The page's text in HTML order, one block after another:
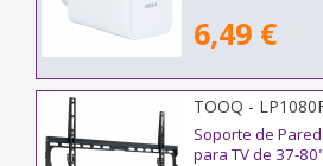
6,49 €
TOOQ -
Soporte de Pared
para TV de 37-